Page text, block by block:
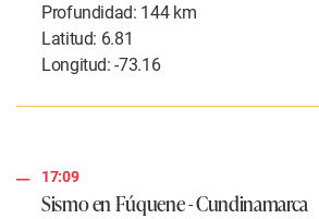
Profundidad: 144 km
Latitud: 6.81
Longitud: -73.16
17:09
Sismo en Fúquene - Cundinamarca